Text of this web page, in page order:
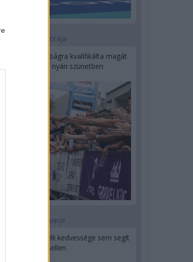
18 órája
világbajnokságra kvalifikálta magát
Bottas az F1-es nyári szünetben
1 napja
szerint Antonelli kedvessége sem segít
Russellen